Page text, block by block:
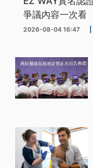
爭議內容一次看
2026-08-04 16:47